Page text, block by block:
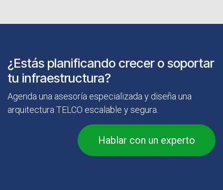
¿Estás planificando crecer o soportar
tu infraestructura?
Agenda una asesoría especializada y diseña una
arquitectura TELCO escalable y segura.
Hablar con un experto